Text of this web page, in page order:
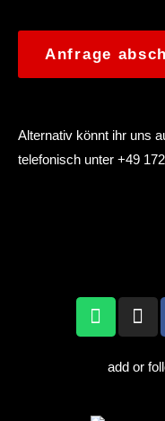
e
a
s
Alternativ könnt ihr uns
telefonisch unter +49
add or